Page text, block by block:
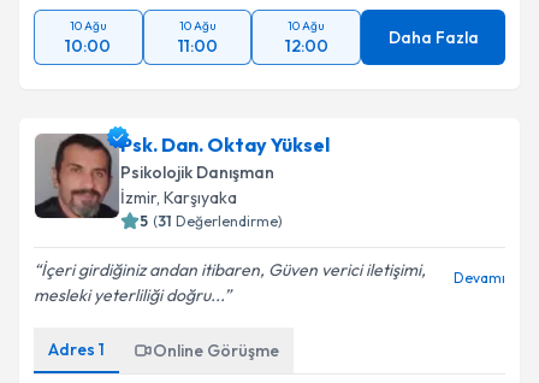
10 Ağu
10:00
10 Ağu
11:00
10 Ağu
12:00 Daha Fazla
Psk. Dan. Oktay Yüksel
Psikolojik Danışman
İzmir, Karşıyaka
5 (31 Değerlendirme)
İçeri girdiğiniz andan itibaren, Güven verici iletişimi,
mesleki yeterliliği doğru...
Devamı
Adres 1 Online Görüşme